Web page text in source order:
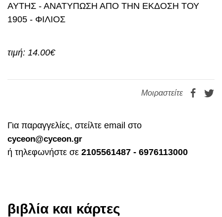
ΑΥΤΗΣ - ΑΝΑΤΥΠΩΣΗ ΑΠΟ ΤΗΝ ΕΚΔΟΣΗ ΤΟΥ
1905 - ΦΙΛΙΟΣ
τιμή: 14.00€
Μοιραστείτε
Για παραγγελίες, στείλτε email στο
cyceon@cyceon.gr
ή τηλεφωνήστε σε 2105561487 - 6976113000
βιβλία και κάρτες